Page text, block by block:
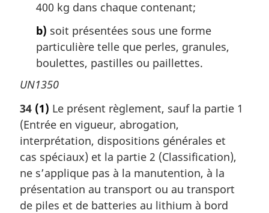
400 kg dans chaque contenant;
b) soit présentées sous une forme
particulière telle que perles, granules,
boulettes, pastilles ou paillettes.
UN1350
34 (1) Le présent règlement, sauf la partie 1
(Entrée en vigueur, abrogation,
interprétation, dispositions générales et
cas spéciaux) et la partie 2 (Classification),
ne s’applique pas à la manutention, à la
présentation au transport ou au transport
de piles et de batteries au lithium à bord